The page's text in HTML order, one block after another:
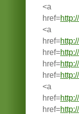
<a
href=
<a
href=
href=
href=
href=
<a
href=
href=